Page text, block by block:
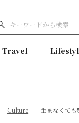
Travel
Culture 生まなくても